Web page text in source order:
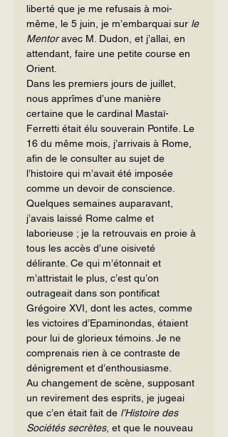
liberté que je me refusais à moi-
même, le 5 juin, je m’embarquai sur le
Mentor avec M. Dudon, et j’allai, en
attendant, faire une petite course en
Orient.
Dans les premiers jours de juillet,
nous apprîmes d’une manière
certaine que le cardinal Mastaï-
Ferretti était élu souverain Pontife. Le
16 du même mois, j’arrivais à Rome,
afin de le consulter au sujet de
l’histoire qui m’avait été imposée
comme un devoir de conscience.
Quelques semaines auparavant,
j’avais laissé Rome calme et
laborieuse ; je la retrouvais en proie à
tous les accès d’une oisiveté
délirante. Ce qui m’étonnait et
m’attristait le plus, c’est qu’on
outrageait dans son pontificat
Grégoire XVI, dont les actes, comme
les victoires d’Epaminondas, étaient
pour lui de glorieux témoins. Je ne
comprenais rien à ce contraste de
dénigrement et d’enthousiasme.
Au changement de scène, supposant
un revirement des esprits, je jugeai
que c’en était fait de l’Histoire des
Sociétés secrètes, et que le nouveau